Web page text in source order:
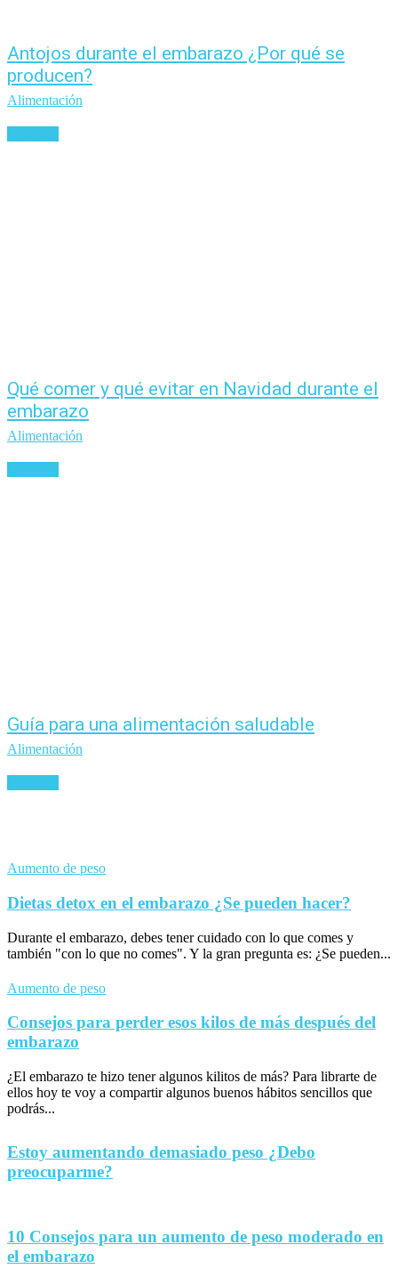
Antojos durante el embarazo ¿Por qué se
producen?
Alimentación
Qué comer y qué evitar en Navidad durante el
embarazo
Alimentación
Guía para una alimentación saludable
Alimentación
Aumento de peso
Dietas detox en el embarazo ¿Se pueden hacer?
Durante el embarazo, debes tener cuidado con lo que comes y
también "con lo que no comes". Y la gran pregunta es: ¿Se pueden...
Aumento de peso
Consejos para perder esos kilos de más después del
embarazo
¿El embarazo te hizo tener algunos kilitos de más? Para librarte de
ellos hoy te voy a compartir algunos buenos hábitos sencillos que
podrás...
Estoy aumentando demasiado peso ¿Debo
preocuparme?
10 Consejos para un aumento de peso moderado en
el embarazo